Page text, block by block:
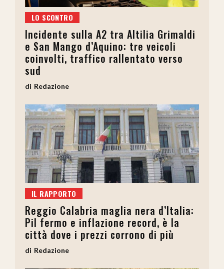
LO SCONTRO
Incidente sulla A2 tra Altilia Grimaldi
e San Mango d’Aquino: tre veicoli
coinvolti, traffico rallentato verso
sud
Redazione
IL RAPPORTO
Reggio Calabria maglia nera d’Italia:
Pil fermo e inflazione record, è la
città dove i prezzi corrono di più
Redazione